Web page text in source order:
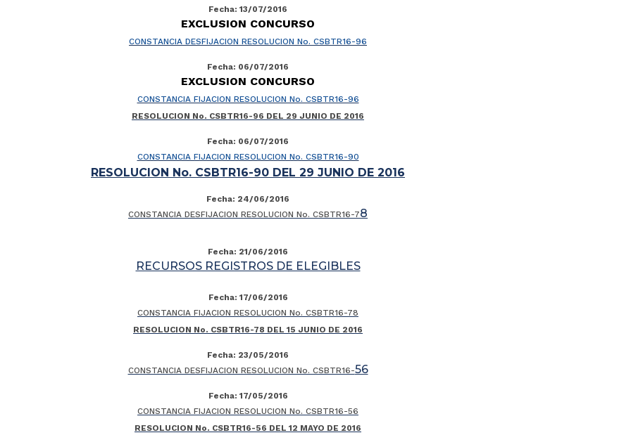
Fecha: 13/07/2016
EXCLUSION CONCURSO
CONSTANCIA DESFIJACION RESOLUCION No. CSBTR16-96
Fecha: 06/07/2016
EXCLUSION CONCURSO
CONSTANCIA FIJACION RESOLUCION No. CSBTR16-96
RESOLUCION No. CSBTR16-96 DEL 29 JUNIO DE 2016
Fecha: 06/07/2016
CONSTANCIA FIJACION RESOLUCION No. CSBTR16-90
RESOLUCION No. CSBTR16-90 DEL 29 JUNIO DE 2016
Fecha: 24/06/2016
CONSTANCIA DESFIJACION RESOLUCION No. CSBTR16-78
Fecha: 21/06/2016
RECURSOS REGISTROS DE ELEGIBLES
Fecha: 17/06/2016
CONSTANCIA FIJACION RESOLUCION No. CSBTR16-78
RESOLUCION No. CSBTR16-78 DEL 15 JUNIO DE 2016
Fecha: 23/05/2016
CONSTANCIA DESFIJACION RESOLUCION No. CSBTR16-56
Fecha: 17/05/2016
CONSTANCIA FIJACION RESOLUCION No. CSBTR16-56
RESOLUCION No. CSBTR16-56 DEL 12 MAYO DE 2016